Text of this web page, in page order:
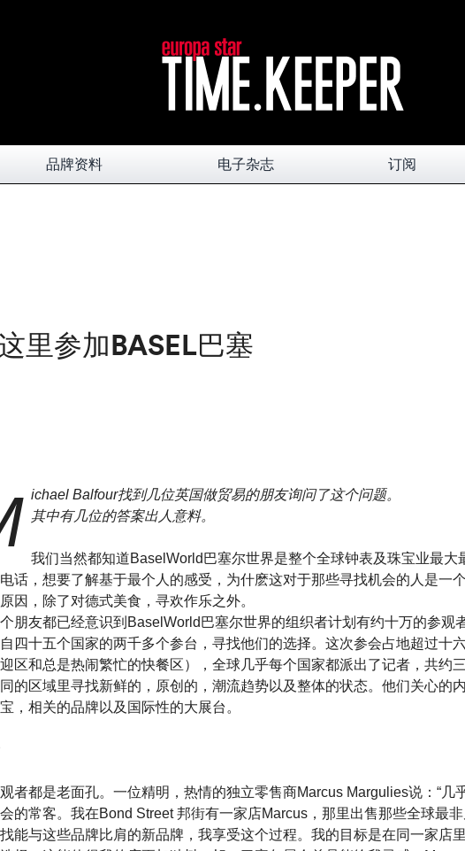
品牌资料 电子杂志 订阅
里参加BASEL巴塞
ichael Balfour找到几位英国做贸易的朋友询问了这个问题。
其中有几位的答案出人意料。
我们当然都知道BaselWorld巴塞尔世界是整个全球钟表及珠宝业最大
话，想要了解基于最个人的感受，为什麽这对于那些寻找机会的人是一
因，除了对德式美食，寻欢作乐之外。
朋友都已经意识到BaselWorld巴塞尔世界的组织者计划有约十万的参观
四十五个国家的两千多个参台，寻找他们的选择。这次参会占地超过十
区和总是热闹繁忙的快餐区），全球几乎每个国家都派出了记者，共约
的区域里寻找新鲜的，原创的，潮流趋势以及整体的状态。他们关心的
，相关的品牌以及国际性的大展台。
者都是老面孔。一位精明，热情的独立零售商Marcus Margulies说：“几
的常客。我在Bond Street 邦街有一家店Marcus，那里出售那些全球最
能与这些品牌比肩的新品牌，我享受这个过程。我的目标是在同一家店